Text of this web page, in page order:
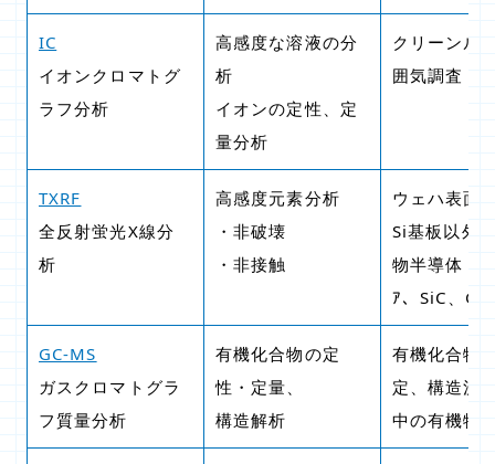
IC
イオンクロマトグ
ラフ分析
高感度な溶液の分
析
イオンの定性、定
量分析
クリーンル
囲気調査
TXRF
全反射蛍光X線分
析
高感度元素分析
・非破壊
・非接触
ウェハ表面
Si基板以外
物半導体（
ｱ、SiC、
GC-MS
ガスクロマトグラ
フ質量分析
有機化合物の定
性・定量、
構造解析
有機化合物
定、構造決
中の有機物